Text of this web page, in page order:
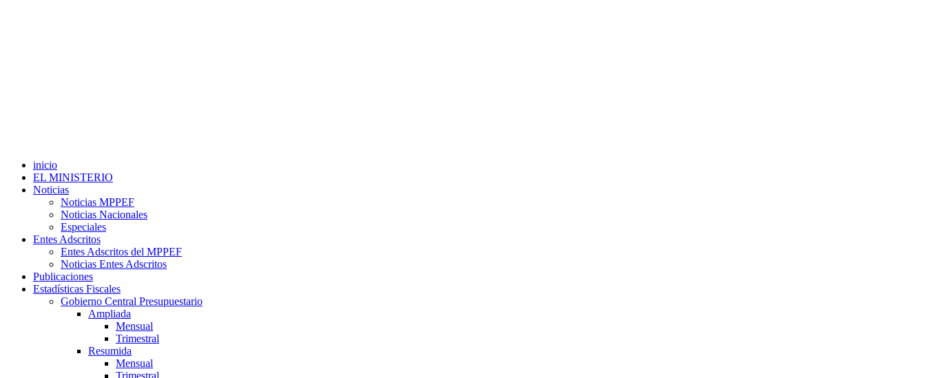
inicio
EL MINISTERIO
Noticias
Noticias MPPEF
Noticias Nacionales
Especiales
Entes Adscritos
Entes Adscritos del MPPEF
Noticias Entes Adscritos
Publicaciones
Estadísticas Fiscales
Gobierno Central Presupuestario
Ampliada
Mensual
Trimestral
Resumida
Mensual
Trimestral